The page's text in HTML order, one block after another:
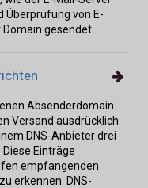
Überprüfung von E-
gesendet ...
Absenderdomain
Versand ausdrücklich
DNS-Anbieter drei
Diese Einträge
empfangenden
erkennen. DNS-